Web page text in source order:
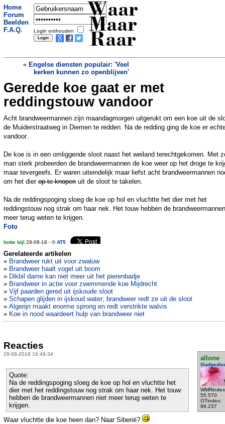
Home
Forum
Beelden
F.A.Q.
Login onthouden
Waar
Maar
Raar
« Engelse diensten populair: 'Veel
kerken kunnen zo openblijven'
Hotelgast twee jaar in Turkse cel na
'gratis whiskey drinken'
Geredde koe gaat er met
reddingstouw vandoor
Acht brandweermannen zijn maandagmorgen uitgerukt om een koe uit de
de Muiderstraatweg in Diemen te redden. Na de redding ging de koe er
vandoor.
De koe is in een omliggende sloot naast het weiland terechtgekomen. Met
man sterk probeerden de brandweermannen de koe weer op het droge te
maar tevergeefs. Er waren uiteindelijk maar liefst acht brandweermannen
om het dier op te knopen uit de sloot te takelen.
Na de reddingspoging sloeg de koe op hol en vluchtte het dier met het
reddingstouw nog strak om haar nek. Het touw hebben de
meer terug weten te krijgen.
Foto
botte bijl 29-08-18 - ©AT5
Gerelateerde artikelen
» Brandweer rukt uit voor zwaluw
» Brandweer haalt vogel uit boom
» Dikbil dame kan niet meer uit het pierenbadje
» Brandweer in actie voor zwemmende koe Mijdrecht
» Vijf paarden gered uit ijskoude sloot
» Schapen glijden in ijskoud water; brandweer redt ze uit de sloot
» Algerijn maakt enorme sprong en redt verstrikte walvis
» Koe in nood waardeert hulp van brandweer niet
Reacties
29-08-2018 16:49:34
allone
55.570
OTindex:
99.237
Quote:
Na de reddingspoging sloeg de koe op hol en vluchtte het
dier met het reddingstouw nog strak om haar nek. Het touw
hebben de brandweermannen niet meer terug weten te
krijgen.
Waar vluchtte die koe heen dan? Naar Siberië?